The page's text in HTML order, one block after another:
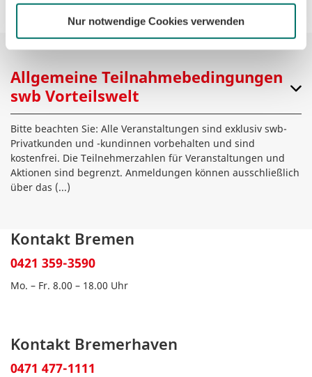
Nur notwendige Cookies verwenden
Allgemeine Teilnahmebedingungen
swb Vorteilswelt
Bitte beachten Sie: Alle Veranstaltungen sind exklusiv swb-
Privatkunden und -kundinnen vorbehalten und sind
kostenfrei. Die Teilnehmerzahlen für Veranstaltungen und
Aktionen sind begrenzt. Anmeldungen können ausschließlich
über das (...)
Kontakt Bremen
0421 359-3590
Mo. – Fr. 8.00 – 18.00 Uhr
Kontakt Bremerhaven
0471 477-1111